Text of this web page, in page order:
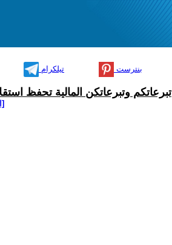
تيلكرام بنترست
تبرعاتكم وتبرعاتكن المالية تحفظ